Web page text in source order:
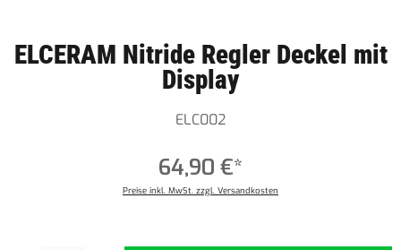
ELCERAM Nitride Regler Deckel mit
Display
ELC002
64,90 €*
Preise inkl. MwSt. zzgl. Versandkosten